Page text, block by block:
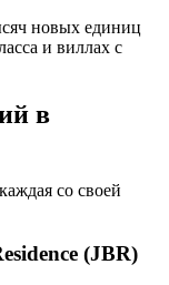
новых единиц
и виллах с
в
со своей
(JBR)